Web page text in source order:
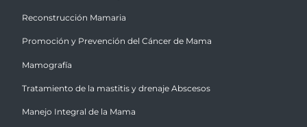
Reconstrucción Mamaria
Promoción y Prevención del Cáncer de Mama
Mamografía
Tratamiento de la mastitis y drenaje Abscesos
Manejo Integral de la Mama